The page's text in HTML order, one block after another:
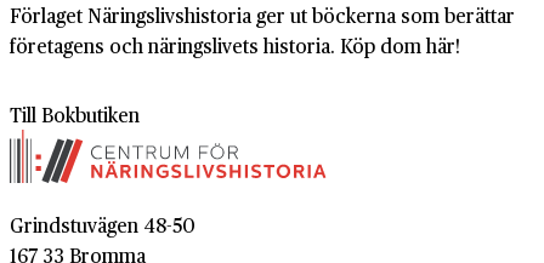
Förlaget Näringslivshistoria ger ut böckerna som berättar
företagens och näringslivets historia. Köp dom här!
Till Bokbutiken
Grindstuvägen 48-50
167 33 Bromma